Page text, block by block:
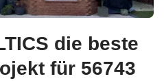
die beste
für 56743